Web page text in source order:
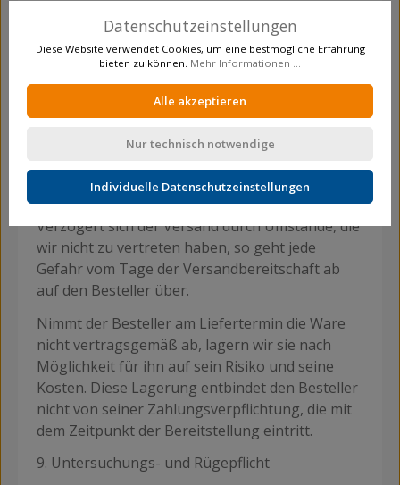
8. Versand, Gefahrenübergang
INCOTERMS 2010), sofern keine abweichende
schriftliche Vereinbarung vorliegt. Jede Gefahr
geht spätestens auf den Besteller über, wenn
auch, wenn der Transport mit unseren eigenen
Beförderungsmitteln durchgeführt wird.
Verzögert sich der Versand durch Umstände, die
wir nicht zu vertreten haben, so geht jede
Gefahr vom Tage der Versandbereitschaft ab
auf den Besteller über.
Nimmt der Besteller am Liefertermin die Ware
nicht vertragsgemäß ab, lagern wir sie nach
Möglichkeit für ihn auf sein Risiko und seine
Kosten. Diese Lagerung entbindet den Besteller
nicht von seiner Zahlungsverpflichtung, die mit
dem Zeitpunkt der Bereitstellung eintritt.
9. Untersuchungs- und Rügepflicht
Datenschutzeinstellungen
Diese Website verwendet Cookies, um eine bestmögliche Erfahrung
bieten zu können. Mehr Informationen ...
Alle akzeptieren
Nur technisch notwendige
Individuelle Datenschutzeinstellungen